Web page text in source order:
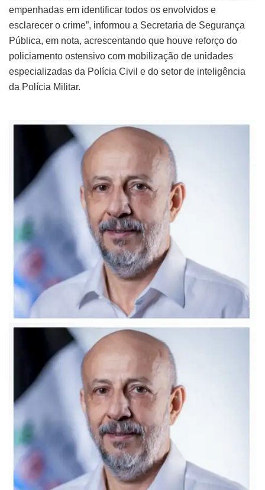
empenhadas em identificar todos os envolvidos e
esclarecer o crime”, informou a Secretaria de Segurança
Pública, em nota, acrescentando que houve reforço do
policiamento ostensivo com mobilização de unidades
especializadas da Polícia Civil e do setor de inteligência
da Polícia Militar.